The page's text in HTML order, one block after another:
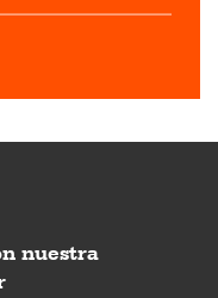
nuestra